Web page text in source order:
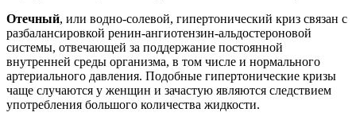
Отечный, или водно-солевой, гипертонический криз связан с
разбалансировкой ренин-ангиотензин-альдостероновой
системы, отвечающей за поддержание постоянной
внутренней среды организма, в том числе и нормального
артериального давления. Подобные гипертонические кризы
чаще случаются у женщин и зачастую являются следствием
употребления большого количества жидкости.